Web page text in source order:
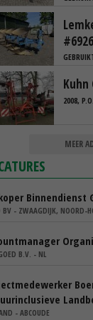
Kuhn
2008,
MEER
Binnendienst
BV - ZWAAGDIJK, NOORD-
B.V. - NL
- ABCOUDE